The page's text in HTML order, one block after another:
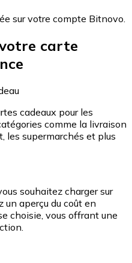
de vos marques
sur votre compte Bitnovo.
carte
cadeaux pour les
comme la livraison
les supermarchés et plus
souhaitez charger sur
un aperçu du coût en
choisie, vous offrant une